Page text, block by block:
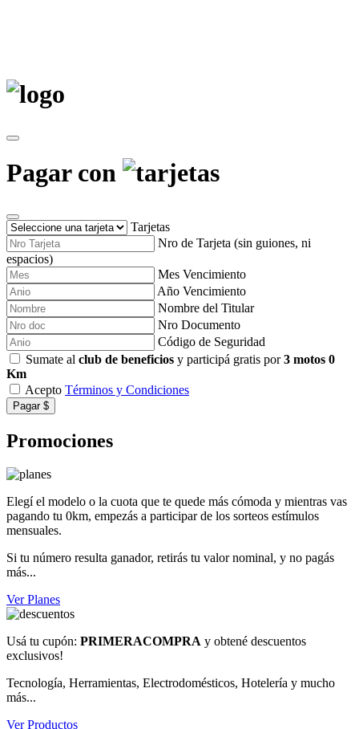
Pagar con
Tarjetas
Nro de Tarjeta (sin guiones, ni
espacios)
Mes Vencimiento
Año Vencimiento
Nombre del Titular
Nro Documento
Código de Seguridad
Sumate al club de beneficios y participá gratis por3 motos 0
Km
Acepto Términos y Condiciones
Pagar $
Promociones
Elegí el modelo o la cuota que te quede más cómoda y mientras vas
pagando tu 0km, empezás a participar de los sorteos estímulos
mensuales.
Si tu número resulta ganador, retirás tu valor nominal, y no pagás
más...
Ver Planes
Usá tu cupón: PRIMERACOMPRA y obtené descuentos
exclusivos!
Tecnología, Herramientas, Electrodomésticos, Hotelería y mucho
más...
Ver Productos